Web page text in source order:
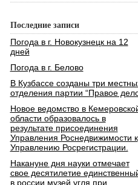
Последние записи
Погода в г. Новокузнецк на 12
дней
Погода в г. Белово
В Кузбассе созданы три
отделения партии “Правое
Новое ведомство в
области образовалось в
результате присоединения
Управления Роснедвижимости к
Управлению Росрегистрации.
Накануне дня науки отмечает
свое десятилетие
в россии музей угля при